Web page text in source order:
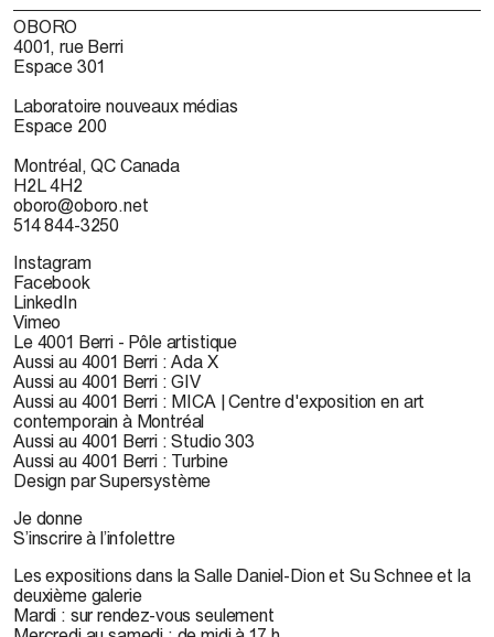
OBORO
4001, rue Berri
Espace 301
Laboratoire nouveaux médias
Espace 200
Montréal, QC Canada
H2L 4H2
oboro@oboro.net
514 844-3250
Instagram
Facebook
LinkedIn
Vimeo
Le 4001 Berri - Pôle artistique
Aussi au 4001 Berri : Ada X
Aussi au 4001 Berri : GIV
Aussi au 4001 Berri : MICA | Centre d'exposition en art
contemporain à Montréal
Aussi au 4001 Berri : Studio 303
Aussi au 4001 Berri : Turbine
Design par Supersystème
Je donne
S’inscrire à l’infolettre
Les expositions dans la Salle Daniel-Dion et Su Schnee et la
deuxième galerie
Mardi : sur rendez-vous seulement